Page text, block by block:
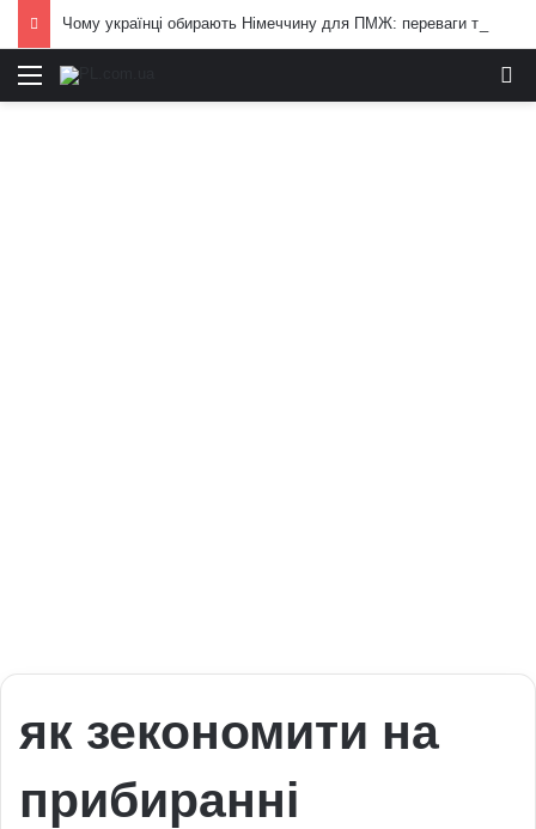
Меню
як зекономити на
прибиранні